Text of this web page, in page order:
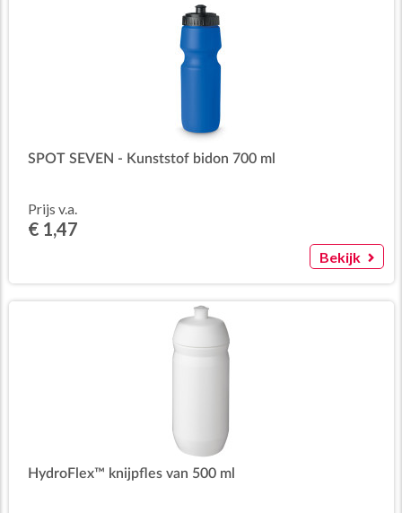
SPOT SEVEN - Kunststof bidon 700 ml
Prijs v.a.
€ 1,47
Bekijk
HydroFlex™ knijpfles van 500 ml